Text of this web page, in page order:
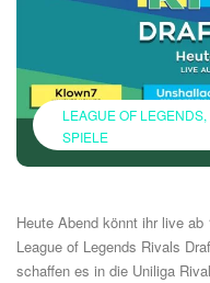
LEAGUE OF LEGENDS
SPIELE
Heute Abend könnt ihr live ab
League of Legends Rivals
schaffen es in die Uniliga